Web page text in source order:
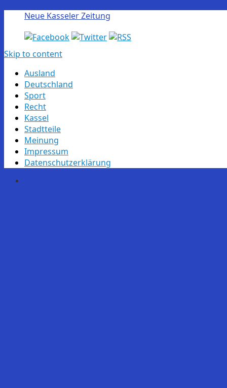
Neue Kasseler Zeitung
Skip to content
Ausland
Deutschland
Sport
Recht
Kassel
Stadtteile
Meinung
Impressum
Datenschutzerklärung